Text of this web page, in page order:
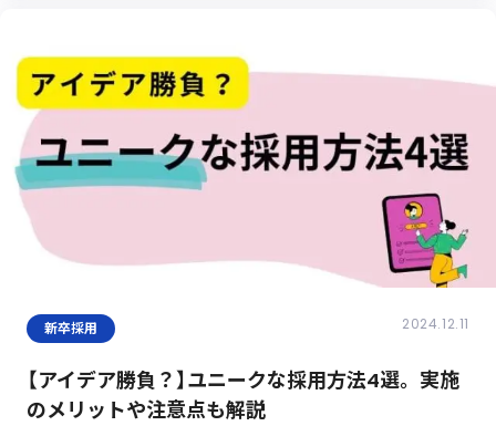
新卒採用 2024.12.11
【アイデア勝負？】ユニークな採用方法4選。実施
のメリットや注意点も解説